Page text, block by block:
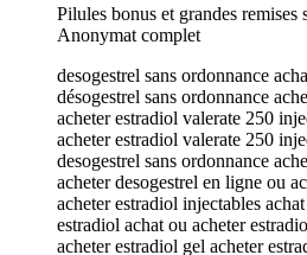
Pilules bonus et grandes remises
Anonymat complet
desogestrel sans ordonnance
désogestrel sans ordonnance
acheter estradiol valerate 250
acheter estradiol valerate 250
desogestrel sans ordonnance
acheter desogestrel en ligne ou
acheter estradiol injectables
estradiol achat ou acheter
acheter estradiol gel acheter